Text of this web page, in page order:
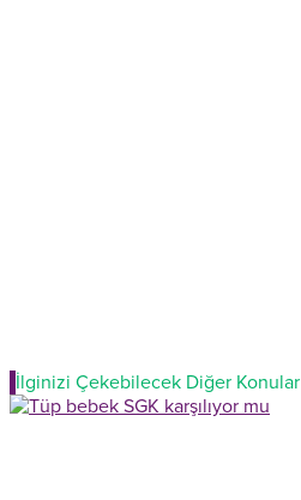
İlginizi Çekebilecek Diğer Konular